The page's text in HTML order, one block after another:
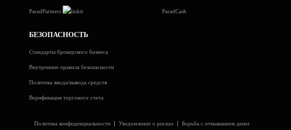
ParadPartners ParadCash
БЕЗОПАСНОСТЬ
Стандарты брокерского бизнеса
Внутренние правила безопасности
Политика ввода/вывода средств
Верификация торгового счета
Политика конфиденциальности Уведомление о рисках Борьба с отмыванием денег